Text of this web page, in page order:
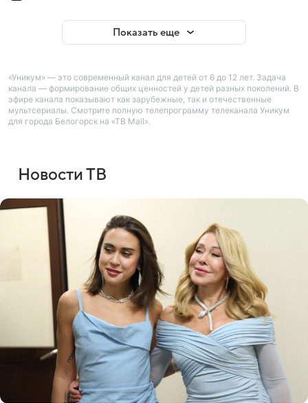
Показать еще
«Уникум» — это современный канал для детей от 6 до 12 лет. Задача
канала — формирование общих ценностей у детей разных поколений. В
эфире канала показывают как зарубежные, так и отечественные
мультсериалы. Смотрите полную телепрограмму телеканала Уникум
для города Белогорск на «ТВ Mail».
Новости ТВ